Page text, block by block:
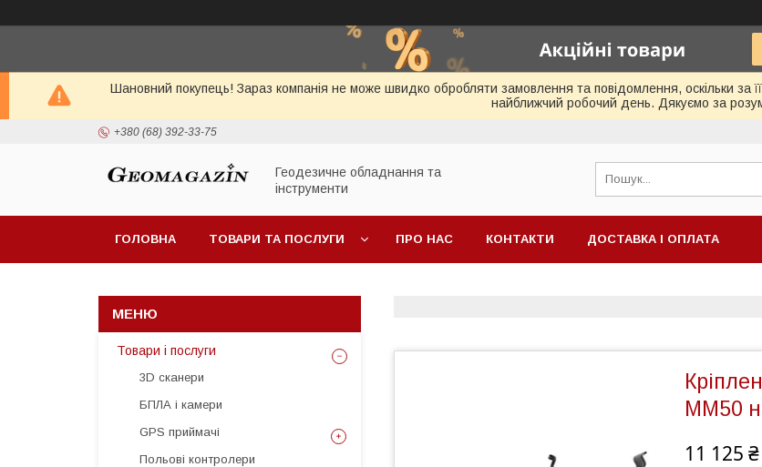
Шановний покупець! Зараз компанія не може швидко обробляти замовлення та повідомлення, оскільки за
найближчий робочий день. Дякуємо за
+380 (68) 392-33-75
Геодезичне обладнання та
інструменти
ГОЛОВНА ТОВАРИ ТА ПОСЛУГИ ПРО НАС КОНТАКТИ ДОСТАВКА І ОПЛАТА
MM50
11 125 ₴
Товари і послуги
3D сканери
БПЛА і камери
GPS приймачі
Польові контролери